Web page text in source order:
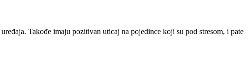
Takođe imaju pozitivan uticaj na pojedince koji su pod stresom, i pate